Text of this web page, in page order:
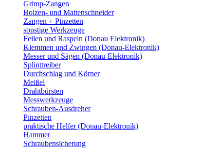
Grimp-Zangen
Bolzen- und Mattenschneider
Zangen + Pinzetten
sonstige Werkzeuge
Feilen und Raspeln (Donau Elektronik)
Klemmen und Zwingen (Donau-Elektronik)
Messer und Sägen (Donau-Elektronik)
Splinttreiber
Durchschlag und Körner
Meißel
Drahtbürsten
Messwerkzeuge
Schrauben-Ausdreher
Pinzetten
praktische Helfer (Donau-Elektronik)
Hammer
Schraubensicherung